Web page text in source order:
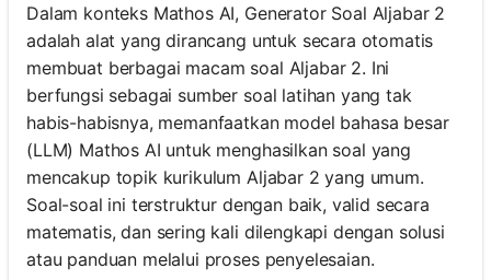
Dalam konteks Mathos AI, Generator Soal Aljabar 2
adalah alat yang dirancang untuk secara otomatis
membuat berbagai macam soal Aljabar 2. Ini
berfungsi sebagai sumber soal latihan yang tak
habis-habisnya, memanfaatkan model bahasa besar
(LLM) Mathos AI untuk menghasilkan soal yang
mencakup topik kurikulum Aljabar 2 yang umum.
Soal-soal ini terstruktur dengan baik, valid secara
matematis, dan sering kali dilengkapi dengan solusi
atau panduan melalui proses penyelesaian.